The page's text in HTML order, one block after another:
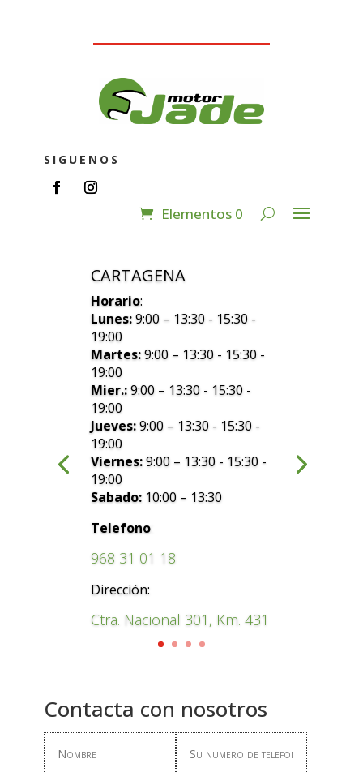
SIGUENOS
Elementos 0
CARTAGENA
Horario:
Lunes:9:00 – 13:30 - 15:30 -
19:00
Martes:9:00 – 13:30 - 15:30 -
19:00
Mier.:9:00 – 13:30 - 15:30 -
19:00
Jueves:9:00 – 13:30 - 15:30 -
19:00
Viernes:9:00 – 13:30 - 15:30 -
19:00
Sabado: 10:00 – 13:30
Telefono:
968 31 01 18
Dirección:
Ctra. Nacional 301, Km. 431
Contacta con nosotros